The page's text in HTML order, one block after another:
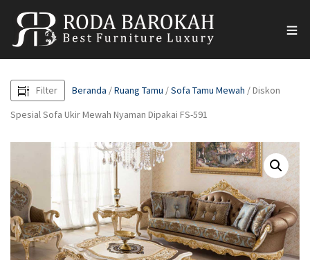
Filter Beranda /Ruang Tamu /Sofa Tamu Mewah / Diskon
Spesial Sofa Ukir Mewah Nyaman Dipakai FS-591